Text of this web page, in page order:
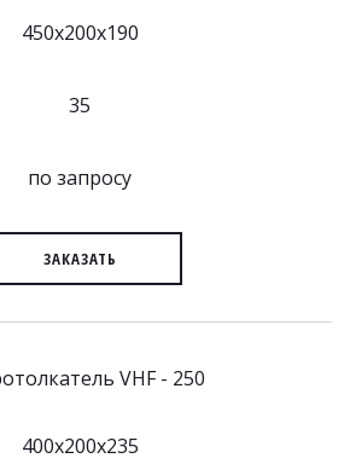
450x200x190
35
по запросу
ЗАКАЗАТЬ
VHF - 250
400x200x235